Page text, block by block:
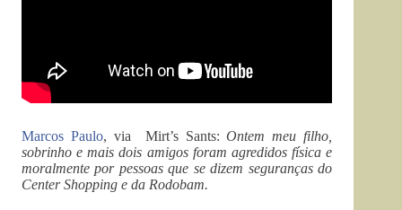
Marcos Paulo, via Mirt’s Sants:Ontem meu filho,
sobrinho e mais dois amigos foram agredidos física e
moralmente por pessoas que se dizem seguranças do
Center Shopping e da Rodobam.